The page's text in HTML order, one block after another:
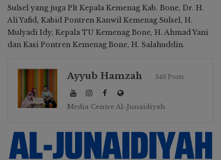
Sulsel yang juga Plt Kepala Kemenag Kab. Bone, Dr. H.
Ali Yafid, Kabid Pontren Kanwil Kemenag Sulsel, H.
Mulyadi Idy, Kepala TU Kemenag Bone, H. Ahmad Yani
dan Kasi Pontren Kemenag Bone, H. Salahuddin.
Ayyub Hamzah 349 Posts
Media Centre Al-Junaidiyah